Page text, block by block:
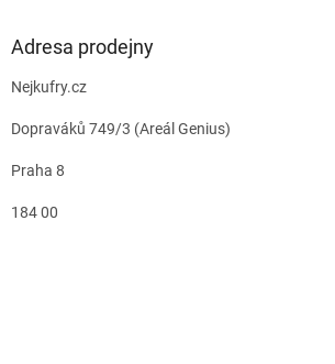
Adresa prodejny
Nejkufry.cz
Dopraváků 749/3 (Areál Genius)
Praha 8
184 00